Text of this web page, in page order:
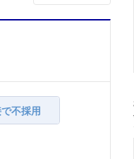
不採用